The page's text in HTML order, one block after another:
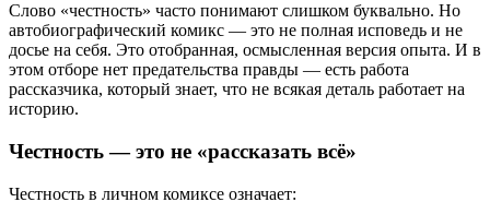
Слово «честность» часто понимают слишком буквально. Но
автобиографический комикс — это не полная исповедь и не
досье на себя. Это отобранная, осмысленная версия опыта. И в
этом отборе нет предательства правды — есть работа
рассказчика, который знает, что не всякая деталь работает на
историю.
Честность — это не «рассказать всё»
Честность в личном комиксе означает: